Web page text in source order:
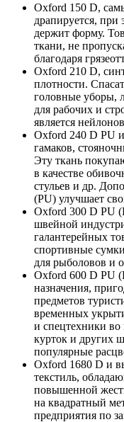
Oxford 150 D,
драпируется, при
держит форму.
ткани, не
благодаря
Oxford 210 D,
плотности.
головные уборы,
для рабочих и
является
Oxford 240 D PU
гамаков,
Эту ткань
в качестве
стульев и др.
(PU) улучшает
Oxford 300 D PU
швейной
галантерейных
спортивные
для рыболовов и
Oxford 600 D PU
назначения,
предметов
временных
и спецтехники во
курток и других
популярные
Oxford 1680 D и
текстиль,
повышенной
на квадратный
предприятия по